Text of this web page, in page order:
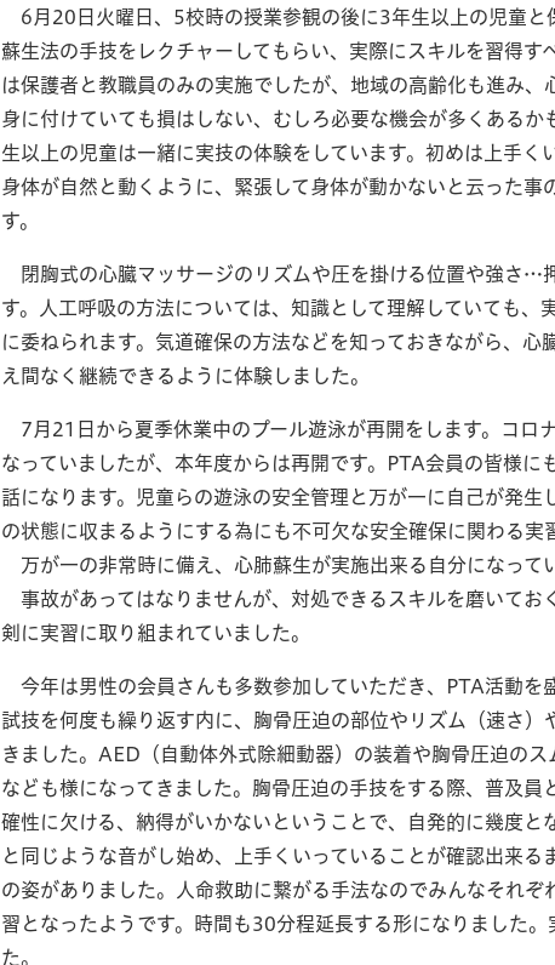
6月20日火曜日、5校時の授業参観の後に3年生以上の児童と
蘇生法の手技をレクチャーしてもらい、実際にスキルを習得す
は保護者と教職員のみの実施でしたが、地域の高齢化も進み、
身に付けていても損はしない、むしろ必要な機会が多くあるか
生以上の児童は一緒に実技の体験をしています。初めは上手く
身体が自然と動くように、緊張して身体が動かないと云った事
す。
閉胸式の心臓マッサージのリズムや圧を掛ける位置や強さ…
す。人工呼吸の方法については、知識として理解していても、
に委ねられます。気道確保の方法などを知っておきながら、心
え間なく継続できるように体験しました。
7月21日から夏季休業中のプール遊泳が再開をします。コロ
なっていましたが、本年度からは再開です。PTA会員の皆様に
話になります。児童らの遊泳の安全管理と万が一に自己が発生
の状態に収まるようにする為にも不可欠な安全確保に関わる実
万が一の非常時に備え、心肺蘇生が実施出来る自分になって
事故があってはなりませんが、対処できるスキルを磨いてお
剣に実習に取り組まれていました。
今年は男性の会員さんも多数参加していただき、PTA活動を
試技を何度も繰り返す内に、胸骨圧迫の部位やリズム（速さ）
きました。AED（自動体外式除細動器）の装着や胸骨圧迫のス
なども様になってきました。胸骨圧迫の手技をする際、普及員
確性に欠ける、納得がいかないということで、自発的に幾度と
と同じような音がし始め、上手くいっていることが確認出来る
の姿がありました。人命救助に繋がる手法なのでみんなそれぞ
習となったようです。時間も30分程延長する形になりました。
た。